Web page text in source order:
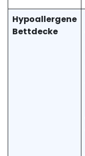
Hypoallergene
Bettdecke